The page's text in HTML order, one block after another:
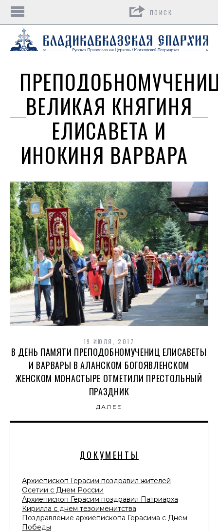
ДОКУМЕНТЫ
Архиепископ Герасим поздравил жителей
Осетии с Днем России
Архиепископ Герасим поздравил Патриарха
Кирилла с днем тезоименитства
Поздравление архиепископа Герасима с Днем
Победы
ВЕЛИКАЯ КНЯГИНЯ
ЕЛИСАВЕТА И
ИНОКИНЯ ВАРВАРА
19 ИЮЛЯ, 2017
В ДЕНЬ ПАМЯТИ ПРЕПОДОБНОМУЧЕНИЦ ЕЛИСАВЕТЫ
И ВАРВАРЫ В АЛАНСКОМ БОГОЯВЛЕНСКОМ
ЖЕНСКОМ МОНАСТЫРЕ ОТМЕТИЛИ ПРЕСТОЛЬНЫЙ
ПРАЗДНИК
ДАЛЕЕ